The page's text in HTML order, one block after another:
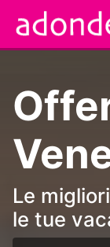
Le
le tue